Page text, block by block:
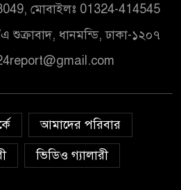
মোবাইলঃ 01324-414545
ধানমন্ডি, ঢাকা-১২০৭
আমাদের পরিবার
ভিডিও গ্যালারী